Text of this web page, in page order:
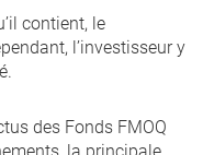
contient, le
l’investisseur y
des Fonds FMOQ
la principale